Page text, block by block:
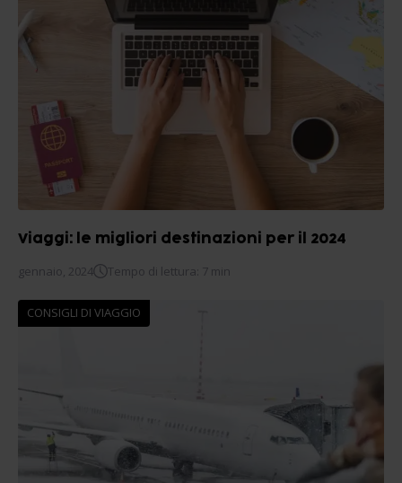
Viaggi: le migliori destinazioni per il 2024
gennaio, 2024 Tempo di lettura: 7 min
CONSIGLI DI VIAGGIO